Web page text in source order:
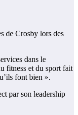
de Crosby lors des
dans le
fitness et du sport fait
font bien ».
par son leadership